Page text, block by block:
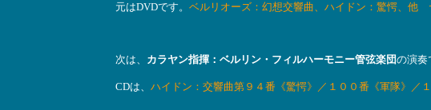
元はDVDです。 ベルリオーズ：幻想交響曲、ハイドン：驚愕、他
次は、 カラヤン指揮：ベルリン・フィルハーモニー管弦楽団の演奏
CDは、 ハイドン：交響曲第９４番《驚愕》／１００番《軍隊》